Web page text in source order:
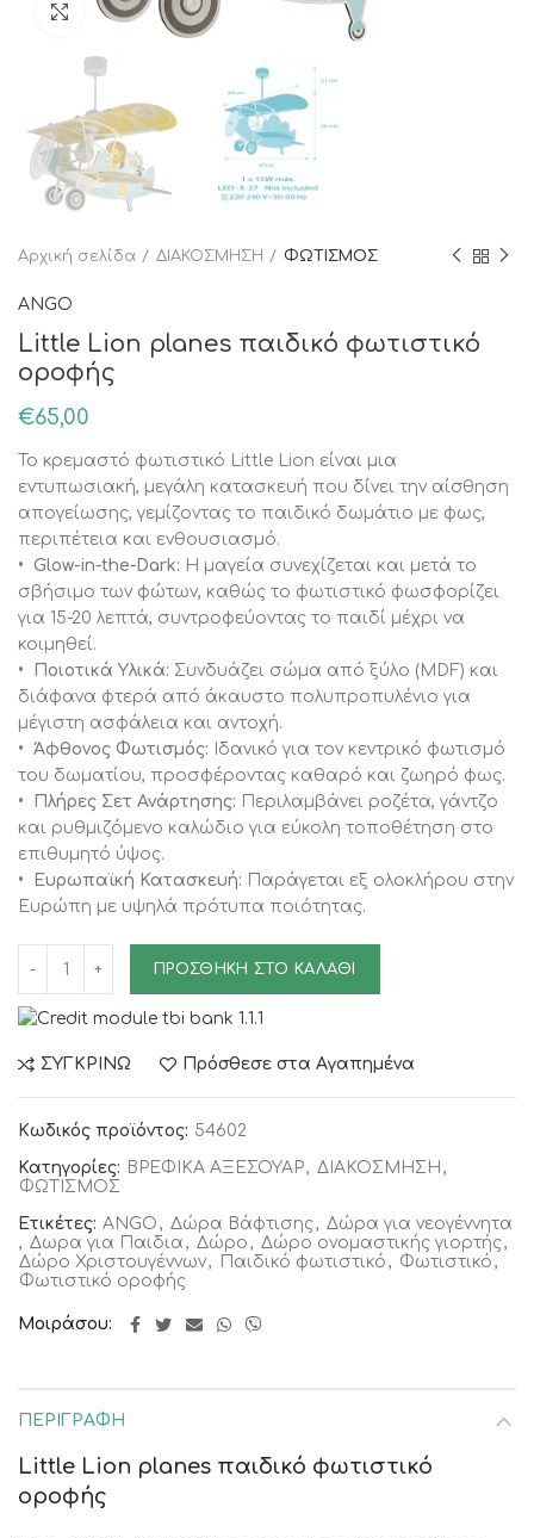
Κάντε κλικ για μεγέθυνση
Αρχική σελίδα ΔΙΑΚΟΣΜΗΣΗ ΦΩΤΙΣΜΟΣ
ANGO
Little Lion planes παιδικό φωτιστικό
οροφής
€65,00
Το κρεμαστό φωτιστικό Little Lion είναι μια
εντυπωσιακή, μεγάλη κατασκευή που δίνει την αίσθηση
απογείωσης, γεμίζοντας το παιδικό δωμάτιο με φως,
περιπέτεια και ενθουσιασμό.
• Glow-in-the-Dark: Η μαγεία συνεχίζεται και μετά το
σβήσιμο των φώτων, καθώς το φωτιστικό φωσφορίζει
για 15-20 λεπτά, συντροφεύοντας το παιδί μέχρι να
κοιμηθεί.
• Ποιοτικά Υλικά: Συνδυάζει σώμα από ξύλο (MDF) και
διάφανα φτερά από άκαυστο πολυπροπυλένιο για
μέγιστη ασφάλεια και αντοχή.
• Άφθονος Φωτισμός: Ιδανικό για τον κεντρικό φωτισμό
του δωματίου, προσφέροντας καθαρό και ζωηρό φως.
• Πλήρες Σετ Ανάρτησης: Περιλαμβάνει ροζέτα, γάντζο
και ρυθμιζόμενο καλώδιο για εύκολη τοποθέτηση στο
επιθυμητό ύψος.
• Ευρωπαϊκή Κατασκευή: Παράγεται εξ ολοκλήρου στην
Ευρώπη με υψηλά πρότυπα ποιότητας.
ΠΡΟΣΘΉΚΗ ΣΤΟ ΚΑΛΆΘΙ
ΣΥΓΚΡΙΝΩ Πρόσθεσε στα Αγαπημένα
Κωδικός προϊόντος: 54602
Κατηγορίες: ΒΡΕΦΙΚΑ ΑΞΕΣΟΥΑΡ, ΔΙΑΚΟΣΜΗΣΗ ,
ΦΩΤΙΣΜΟΣ
Ετικέτες: ANGO , Δώρα Βάφτισης, Δώρα για νεογέννητα
, Δωρα για Παιδια , Δώρο , Δώρο ονομαστικής γιορτής,
Δώρο Χριστουγέννων, Παιδικό φωτιστικό , Φωτιστικό ,
Φωτιστικό οροφής
Μοιράσου
ΠΕΡΙΓΡΑΦΉ
Little Lion planes παιδικό φωτιστικό
οροφής